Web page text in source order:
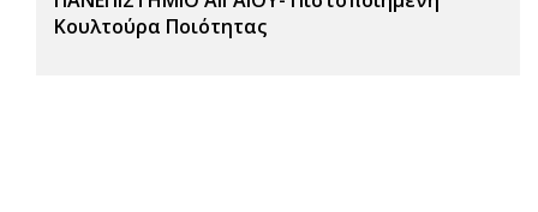
Κουλτούρα Ποιότητας